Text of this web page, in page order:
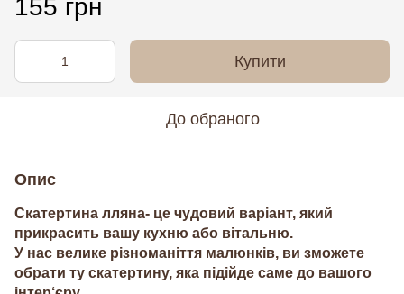
155 грн
Купити
До обраного
Опис
Скатертина лляна- це чудовий варіант, який
прикрасить вашу кухню або вітальню.
У нас велике різноманіття малюнків, ви зможете
обрати ту скатертину, яка підійде саме до вашого